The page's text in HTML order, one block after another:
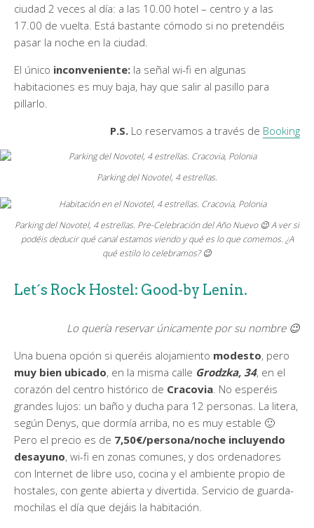
ciudad 2 veces al día: a las 10.00 hotel – centro y a las
17.00 de vuelta. Está bastante cómodo si no pretendéis
pasar la noche en la ciudad.
El único inconveniente: la señal wi-fi en algunas
habitaciones es muy baja, hay que salir al pasillo para
pillarlo.
P.S. Lo reservamos a través de Booking
Parking del Novotel, 4 estrellas.
Parking del Novotel, 4 estrellas. Pre-Celebración del Año Nuevo 😉 A ver si
podéis deducir qué canal estamos viendo y qué es lo que comemos. ¿A
qué estilo lo celebramos? 😉
Let´s Rock Hostel: Good-by Lenin.
Lo quería reservar únicamente por su nombre 😉
Una buena opción si queréis alojamiento modesto, pero
muy bien ubicado, en la misma calle Grodzka, 34, en el
corazón del centro histórico de Cracovia . No esperéis
grandes lujos: un baño y ducha para 12 personas. La litera,
según Denys, que dormía arriba, no es muy estable 🙂
Pero el precio es de 7,50€/persona/noche incluyendo
desayuno, wi-fi en zonas comunes, y dos ordenadores
con Internet de libre uso, cocina y el ambiente propio de
hostales, con gente abierta y divertida. Servicio de guarda-
mochilas el día que dejáis la habitación.